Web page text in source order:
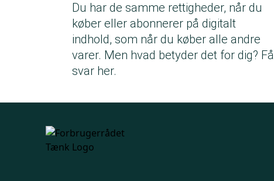
Du har de samme rettigheder, når du
køber eller abonnerer på digitalt
indhold, som når du køber alle andre
varer. Men hvad betyder det for dig? Få
svar her.